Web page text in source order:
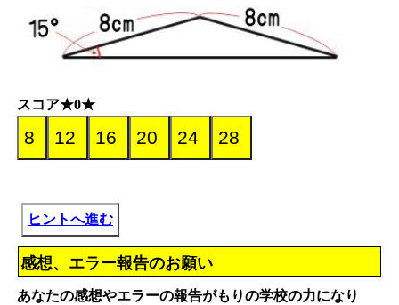
スコア★0★
ヒントへ進む
感想、エラー報告のお願い
あなたの感想やエラーの報告がもりの学校の力になり